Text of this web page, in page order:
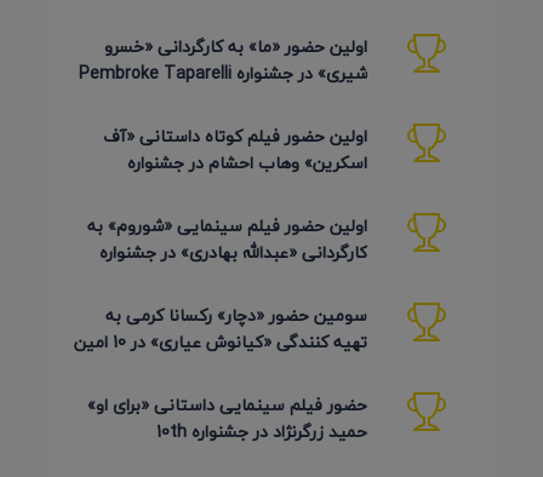
اولین حضور «ما» به کارگردانی «خسرو
شیری» در جشنواره Pembroke Taparelli
اولین حضور فیلم کوتاه داستانی «آف
اسکرین» وهاب احشام در جشنواره
اولین حضور فیلم سینمایی «شوروم» به
کارگردانی «عبدالله بهادری» در جشنواره
سومین حضور «دچار» رکسانا کرمی به
تهیه کنندگی «کیانوش عیاری» در 10 امین
حضور فیلم سینمایی داستانی «برای او»
حمید زرگرنژاد در جشنواره 10th